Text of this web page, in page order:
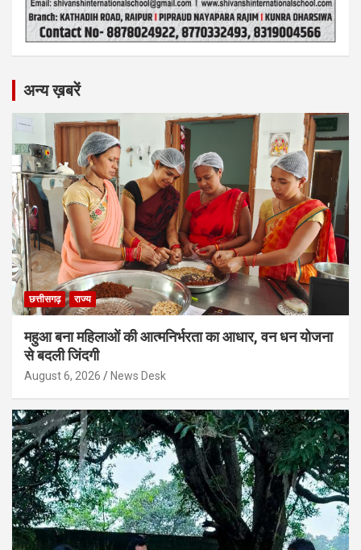
अन्य ख़बरें
छत्तीसगढ़ राज्य
महुआ बना महिलाओं की आत्मनिर्भरता का आधार, वन धन योजना
से बदली जिंदगी
August 6, 2026 News Desk